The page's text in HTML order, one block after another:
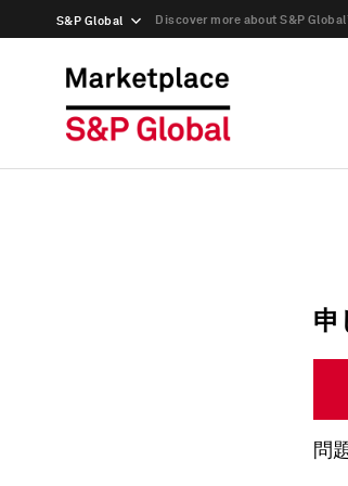
S&P Global Discover more about S&P
申
問